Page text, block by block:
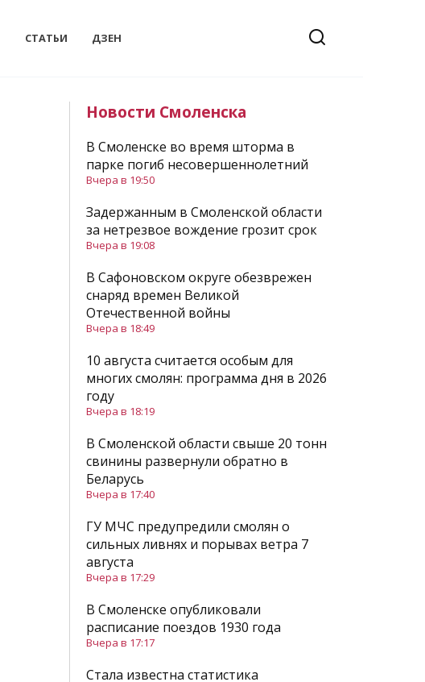
СТАТЬИ ДЗЕН
Новости Смоленска
В Смоленске во время шторма в
парке погиб несовершеннолетний
Вчера в 19:50
Задержанным в Смоленской области
за нетрезвое вождение грозит срок
Вчера в 19:08
В Сафоновском округе обезврежен
снаряд времен Великой
Отечественной войны
Вчера в 18:49
10 августа считается особым для
многих смолян: программа дня в 2026
году
Вчера в 18:19
В Смоленской области свыше 20 тонн
свинины развернули обратно в
Беларусь
Вчера в 17:40
ГУ МЧС предупредили смолян о
сильных ливнях и порывах ветра 7
августа
Вчера в 17:29
В Смоленске опубликовали
расписание поездов 1930 года
Вчера в 17:17
Стала известна статистика